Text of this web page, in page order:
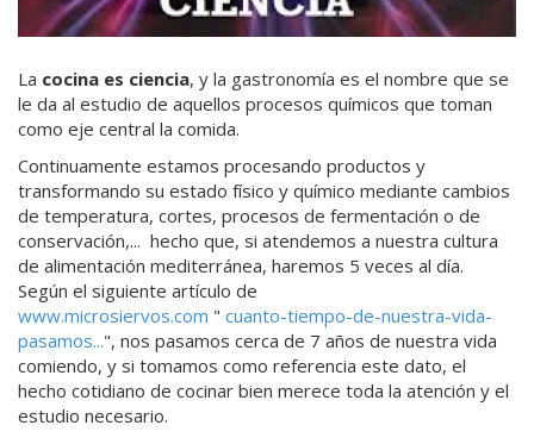
La cocina es ciencia, y la gastronomía es el nombre que se
le da al estudio de aquellos procesos químicos que toman
como eje central la comida.
Continuamente estamos procesando productos y
transformando su estado físico y químico mediante cambios
de temperatura, cortes, procesos de fermentación o de
conservación,... hecho que, si atendemos a nuestra cultura
de alimentación mediterránea, haremos 5 veces al día.
Según el siguiente artículo de
www.microsiervos.com " cuanto-tiempo-de-nuestra-vida-
pasamos...", nos pasamos cerca de 7 años de nuestra vida
comiendo, y si tomamos como referencia este dato, el
hecho cotidiano de cocinar bien merece toda la atención y el
estudio necesario.